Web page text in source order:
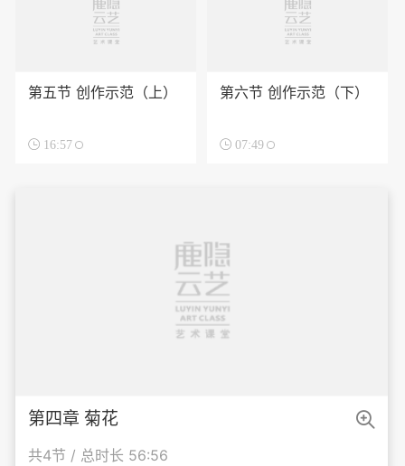
第五节 创作示范（上）
 16:57
第六节 创作示范（下）
 07:49
第四章 菊花
共4节 / 总时长 56:56
